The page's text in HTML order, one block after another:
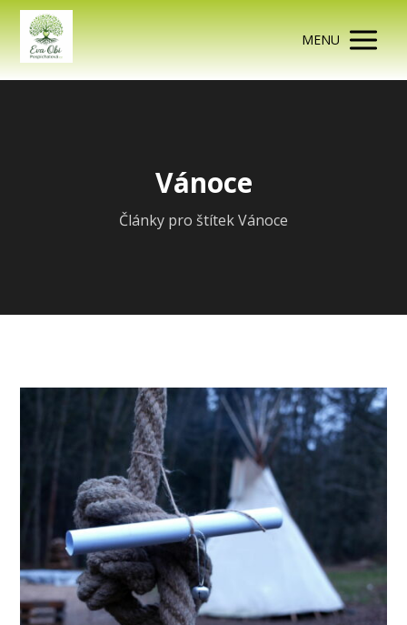
MENU
Vánoce
Články pro štítek Vánoce